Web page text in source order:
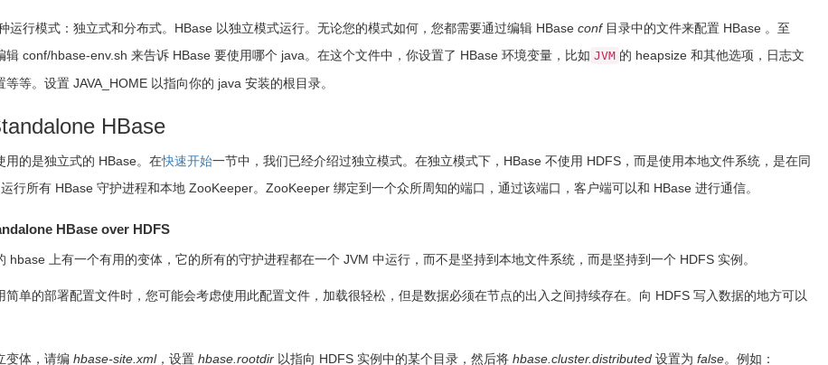
运行模式：独立式和分布式。HBase 以独立模式运行。无论您的模式如何，您都需要通过编辑 HBase conf目录中的文件来配置 HBase 。至
辑 conf/hbase-env.sh 来告诉 HBase 要使用哪个 java。在这个文件中，你设置了 HBase 环境变量，比如 JVM 的 heapsize 和其他选项，日志文
等等。设置 JAVA_HOME 以指向你的 java 安装的根目录。
HBase
用的是独立式的 HBase。在快速开始一节中，我们已经介绍过独立模式。在独立模式下，HBase 不使用 HDFS，而是使用本地文件系统，是在同
行所有 HBase 守护进程和本地 ZooKeeper。ZooKeeper 绑定到一个众所周知的端口，通过该端口，客户端可以和 HBase 进行通信。
HBase over HDFS
hbase 上有一个有用的变体，它的所有的守护进程都在一个 JVM 中运行，而不是坚持到本地文件系统，而是坚持到一个 HDFS 实例。
简单的部署配置文件时，您可能会考虑使用此配置文件，加载很轻松，但是数据必须在节点的出入之间持续存在。向 HDFS 写入数据的地方可以
变体，请编 hbase-site.xml，设置 hbase.rootdir 以指向 HDFS 实例中的某个目录，然后将 hbase.cluster.distributed 设置为 false。例如：